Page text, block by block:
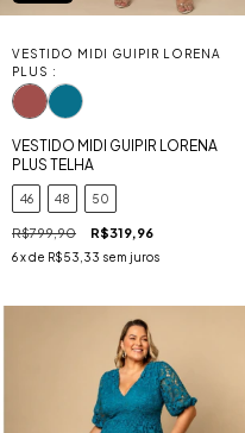
VESTIDO MIDI GUIPIR LORENA
PLUS :
VESTIDO MIDI GUIPIR LORENA
PLUS TELHA
46 48 50
R$799,90 R$319,96
6x de R$53,33 sem juros